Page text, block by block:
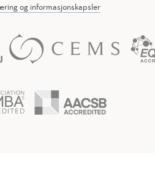
og informasjonskapsler